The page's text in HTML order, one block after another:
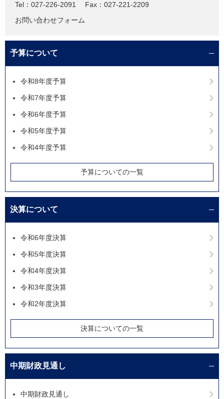
Tel：027-226-2091
Fax：027-221-2209
お問い合わせフォーム
予算について
令和8年度予算
令和7年度予算
令和6年度予算
令和5年度予算
令和4年度予算
予算についての一覧
決算について
令和6年度決算
令和5年度決算
令和4年度決算
令和3年度決算
令和2年度決算
決算についての一覧
中期財政見通し
中期財政見通し